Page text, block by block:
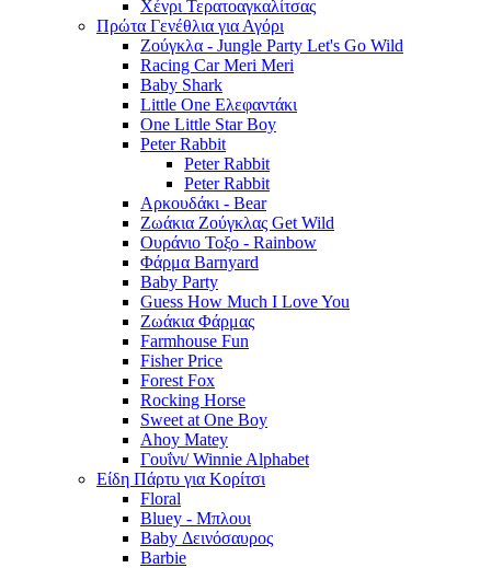
Χένρι Τερατοαγκαλίτσας
Πρώτα Γενέθλια για Αγόρι
Ζούγκλα - Jungle Party Let's Go Wild
Racing Car Meri Meri
Baby Shark
Little One Ελεφαντάκι
One Little Star Boy
Peter Rabbit
Peter Rabbit
Peter Rabbit
Αρκουδάκι - Bear
Ζωάκια Ζούγκλας Get Wild
Ουράνιο Τοξο - Rainbow
Φάρμα Barnyard
Baby Party
Guess How Much I Love You
Ζωάκια Φάρμας
Farmhouse Fun
Fisher Price
Forest Fox
Rocking Horse
Sweet at One Boy
Ahoy Matey
Γουΐνι/ Winnie Alphabet
Είδη Πάρτυ για Κορίτσι
Floral
Bluey - Μπλουι
Baby Δεινόσαυρος
Barbie